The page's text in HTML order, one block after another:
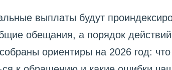
выплаты будут
обещания, а порядок
ориентиры на 2026 год: